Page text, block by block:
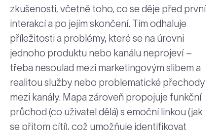
zkušenosti, včetně toho, co se děje před první
interakcí a po jejím skončení. Tím odhaluje
příležitosti a problémy, které se na úrovni
jednoho produktu nebo kanálu neprojeví –
třeba nesoulad mezi marketingovým slibem a
realitou služby nebo problematické přechody
mezi kanály. Mapa zároveň propojuje funkční
průchod (co uživatel dělá) s emoční linkou (jak
se přitom cítí), což umožňuje identifikovat